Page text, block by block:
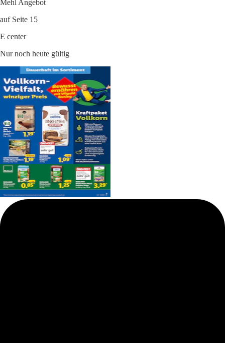
Mehl Angebot
auf Seite 15
E center
Nur noch heute gültig